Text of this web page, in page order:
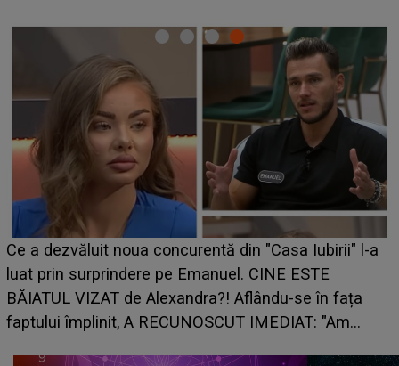
Ce a dezvăluit noua concurentă din "Casa Iubirii" l-a
luat prin surprindere pe Emanuel. CINE ESTE
BĂIATUL VIZAT de Alexandra?! Aflându-se în fața
faptului împlinit, A RECUNOSCUT IMEDIAT: "Am